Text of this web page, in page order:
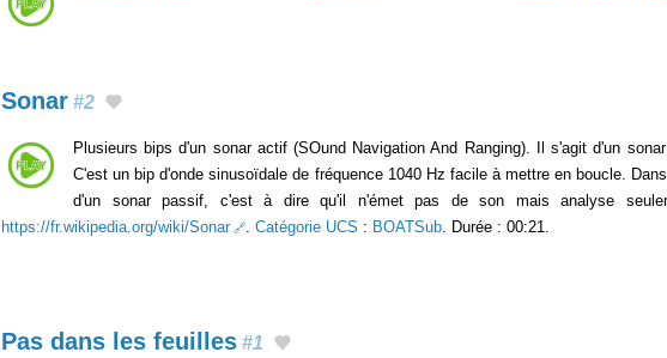
Sonar #2
Plusieurs bips d'un sonar actif (SOund Navigation And Ranging). Il s'agit d'un
C'est un bip d'onde sinusoïdale de fréquence 1040 Hz facile à mettre en boucle.
d'un sonar passif, c'est à dire qu'il n'émet pas de son mais analyse
https://fr.wikipedia.org/wiki/Sonar
. Catégorie UCS : BOATSub. Durée : 00:21.
Pas dans les feuilles #1